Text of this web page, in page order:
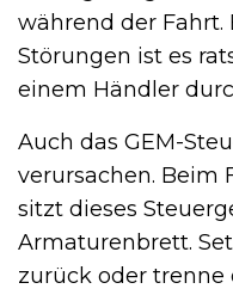
während der Fahrt.
Störungen ist es
einem Händler
Auch das GEM-
verursachen. Beim
sitzt dieses
Armaturenbrett.
zurück oder trenne